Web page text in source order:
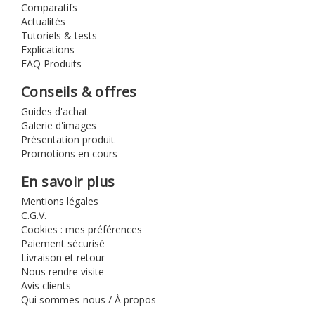
Comparatifs
Actualités
Tutoriels & tests
Explications
FAQ Produits
Conseils & offres
Guides d'achat
Galerie d'images
Présentation produit
Promotions en cours
En savoir plus
Mentions légales
C.G.V.
Cookies : mes préférences
Paiement sécurisé
Livraison et retour
Nous rendre visite
Avis clients
Qui sommes-nous / À propos